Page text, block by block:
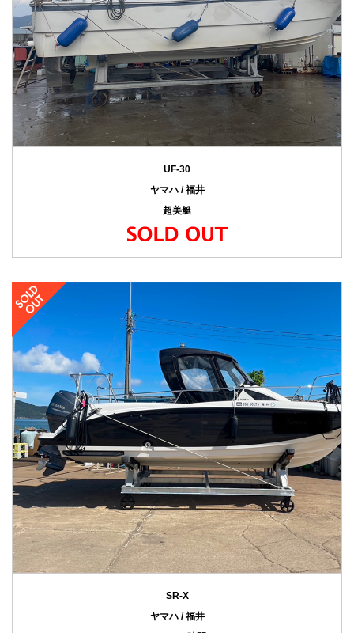
UF-30
ヤマハ / 福井
超美艇
SR-X
ヤマハ / 福井